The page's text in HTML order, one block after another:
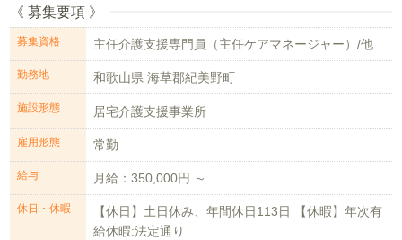
《 募集要項 》
募集資格 主任介護支援専門員（主任ケアマネージャー）/他
勤務地 和歌山県 海草郡紀美野町
施設形態 居宅介護支援事業所
雇用形態 常勤
給与 月給：350,000円 ～
休日・休暇
【休日】土日休み、年間休日113日 【休暇】年次有
給休暇:法定通り